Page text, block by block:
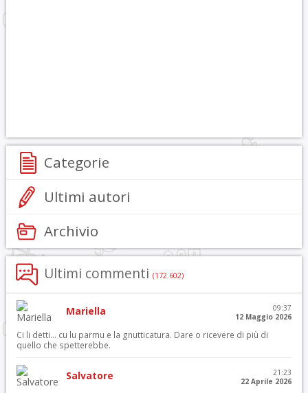
Categorie
Ultimi autori
Archivio
Ultimi commenti (172.602)
Mariella
09:37
12 Maggio 2026
Ci li detti… cu lu parmu e la gnutticatura. Dare o ricevere di più di
quello che spetterebbe.
Salvatore
21:23
22 Aprile 2026